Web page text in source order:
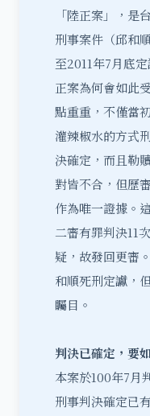
「陸正案」，是
刑事案件（邱和
至2011年7月底
正案為何會如此
點重重，不僅當
灌辣椒水的方式
決確定，而且勒
對皆不合，但歷
作為唯一證據。
二審有罪判決11
疑，故發回更審
和順死刑定讞，
矚目。
判決已確定，要
本案於100年7月
刑事判決確定已